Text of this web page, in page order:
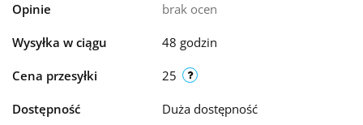
Opinie brak ocen
Wysyłka w ciągu 48 godzin
Cena przesyłki 25
Dostępność Duża dostępność